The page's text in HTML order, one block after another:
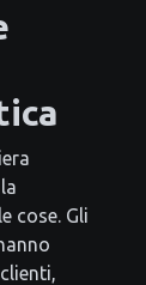
cose. Gli